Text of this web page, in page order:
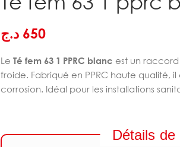
650 د.ج
Le Té fem 63 1 PPRC blanc est un
froide. Fabriqué en PPRC haute qualité,
corrosion. Idéal pour les installations
Détails